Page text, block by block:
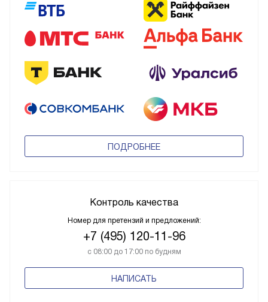
ПОДРОБНЕЕ
Контроль качества
Номер для претензий и предложений:
+7 (495) 120-11-96
с 08:00 до 17:00 по будням
НАПИСАТЬ